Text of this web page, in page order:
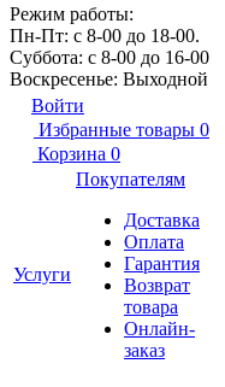
Режим работы:
Пн-Пт: с 8-00 до 18-00.
Суббота: с 8-00 до 16-00
Воскресенье: Выходной
Войти
Избранные товары 0
Корзина 0
Услуги
Покупателям
Доставка
Оплата
Гарантия
Возврат
товара
Онлайн-
заказ